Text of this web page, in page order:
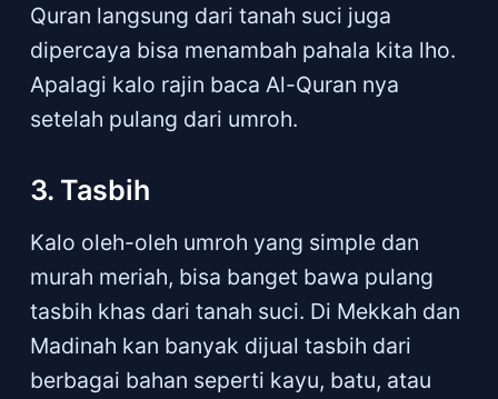
Quran langsung dari tanah suci juga
dipercaya bisa menambah pahala kita lho.
Apalagi kalo rajin baca Al-Quran nya
setelah pulang dari umroh.
3. Tasbih
Kalo oleh-oleh umroh yang simple dan
murah meriah, bisa banget bawa pulang
tasbih khas dari tanah suci. Di Mekkah dan
Madinah kan banyak dijual tasbih dari
berbagai bahan seperti kayu, batu, atau